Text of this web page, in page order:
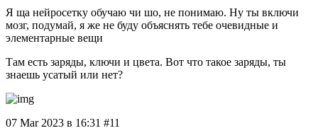
Я ща нейросетку обучаю чи шо, не понимаю. Ну ты включи
мозг, подумай, я же не буду объяснять тебе очевидные и
элементарные вещи
Там есть заряды, ключи и цвета. Вот что такое заряды, ты
знаешь усатый или нет?
07 Mar 2023 в 16:31 #11